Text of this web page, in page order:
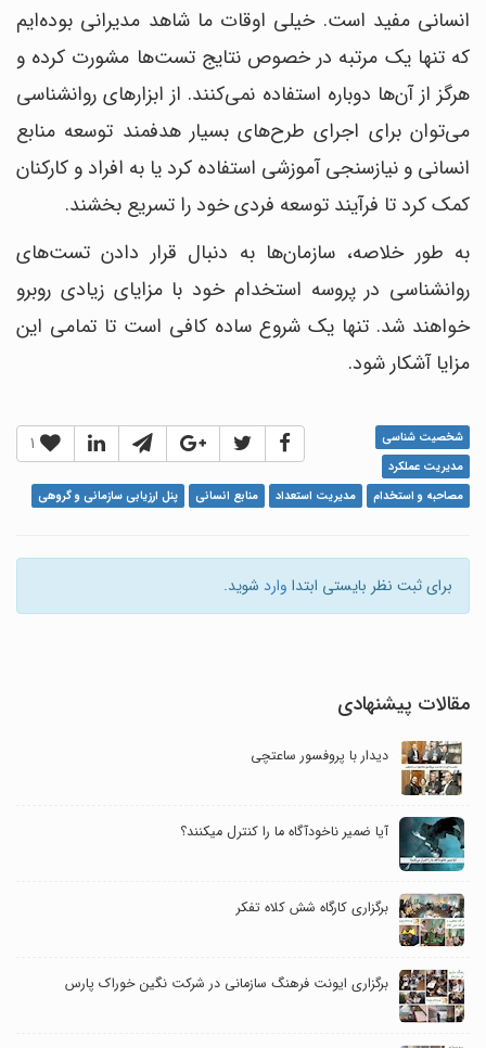
انسانی مفید است. خیلی اوقات ما شاهد مدیرانی بوده‌ایم
که تنها یک مرتبه در خصوص نتایج تست‌ها مشورت کرده و
هرگز از آن‌ها دوباره استفاده نمی‌کنند. از ابزارهای روانشناسی
می‎‌توان برای اجرای طرح‎‌های بسیار هدفمند توسعه منابع
انسانی و نیازسنجی آموزشی استفاده کرد یا به افراد و کارکنان
کمک کرد تا فرآیند توسعه فردی خود را تسریع بخشند.
به طور خلاصه، سازمان‌ها به دنبال قرار دادن تست‌های
روانشناسی در پروسه استخدام خود با مزایای زیادی روبرو
خواهند شد. تنها یک شروع ساده کافی است تا تمامی این
مزایا آشکار شود.
1
شخصیت شناسی
مدیریت عملکرد
مصاحبه و استخدام
مدیریت استعداد منابع انسانی پنل ارزیابی سازمانی و گروهی
برای ثبت نظر بایستی ابتدا وارد شوید.
مقالات پیشنهادی
دیدار با پروفسور ساعتچی
آیا ضمیر ناخودآگاه ما را کنترل می‎کنند؟
برگزاری کارگاه شش کلاه تفکر
برگزاری ایونت فرهنگ سازمانی در شرکت نگین خوراک پارس